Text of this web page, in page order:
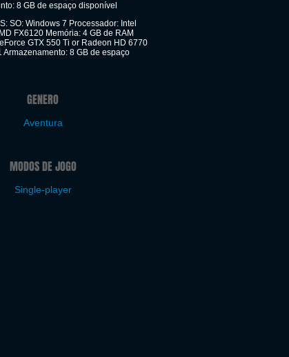
8 GB de espaço disponível
SO: Windows 7 Processador: Intel
FX6120 Memória: 4 GB de RAM
GTX 550 Ti or Radeon HD 6770
Armazenamento: 8 GB de espaço
GENERO
Aventura
MODOS DE JOGO
Single-player